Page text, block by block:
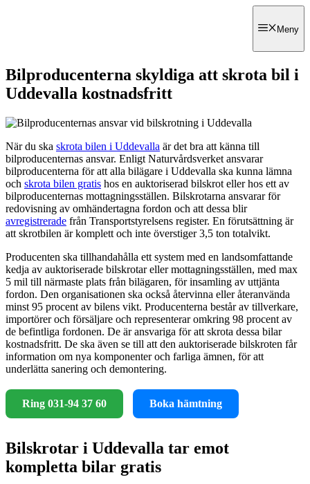
Meny
Bilproducenterna skyldiga att skrota bil i
Uddevalla kostnadsfritt
När du ska skrota bilen i Uddevalla är det bra att känna till
bilproducenternas ansvar. Enligt Naturvårdsverket ansvarar
bilproducenterna för att alla bilägare i Uddevalla ska kunna lämna
och skrota bilen gratis hos en auktoriserad bilskrot eller hos ett av
bilproducenternas mottagningsställen. Bilskrotarna ansvarar för
redovisning av omhändertagna fordon och att dessa blir
avregistrerade från Transportstyrelsens register. En förutsättning är
att skrotbilen är komplett och inte överstiger 3,5 ton totalvikt.
Producenten ska tillhandahålla ett system med en landsomfattande
kedja av auktoriserade bilskrotar eller mottagningsställen, med max
5 mil till närmaste plats från bilägaren, för insamling av uttjänta
fordon. Den organisationen ska också återvinna eller återanvända
minst 95 procent av bilens vikt. Producenterna består av tillverkare,
importörer och försäljare och representerar omkring 98 procent av
de befintliga fordonen. De är ansvariga för att skrota dessa bilar
kostnadsfritt. De ska även se till att den auktoriserade bilskroten får
information om nya komponenter och farliga ämnen, för att
underlätta sanering och demontering.
Ring 031-94 37 60 Boka hämtning
Bilskrotar i Uddevalla tar emot
kompletta bilar gratis